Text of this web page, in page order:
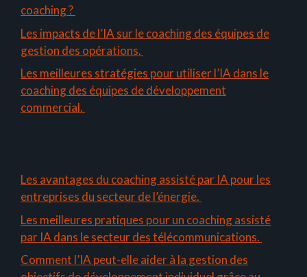
coaching ?
Les impacts de l’IA sur le coaching des équipes de
gestion des opérations.
Les meilleures stratégies pour utiliser l’IA dans le
coaching des équipes de développement
commercial.
Les avantages du coaching assisté par IA pour les
entreprises du secteur de l’énergie.
Les meilleures pratiques pour un coaching assisté
par IA dans le secteur des télécommunications.
Comment l’IA peut-elle aider à la gestion des